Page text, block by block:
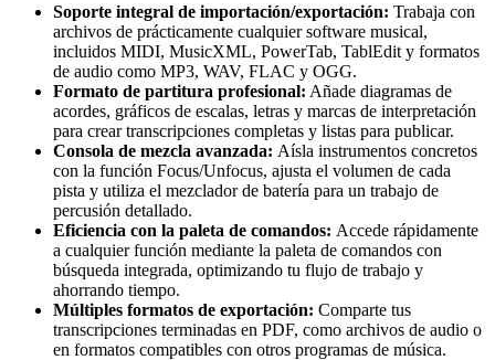
Soporte integral de importación/exportación: Trabaja con
archivos de prácticamente cualquier software musical,
incluidos MIDI, MusicXML, PowerTab, TablEdit y formatos
de audio como MP3, WAV, FLAC y OGG.
Formato de partitura profesional: Añade diagramas de
acordes, gráficos de escalas, letras y marcas de interpretación
para crear transcripciones completas y listas para publicar.
Consola de mezcla avanzada: Aísla instrumentos concretos
con la función Focus/Unfocus, ajusta el volumen de cada
pista y utiliza el mezclador de batería para un trabajo de
percusión detallado.
Eficiencia con la paleta de comandos: Accede rápidamente
a cualquier función mediante la paleta de comandos con
búsqueda integrada, optimizando tu flujo de trabajo y
ahorrando tiempo.
Múltiples formatos de exportación: Comparte tus
transcripciones terminadas en PDF, como archivos de audio o
en formatos compatibles con otros programas de música.